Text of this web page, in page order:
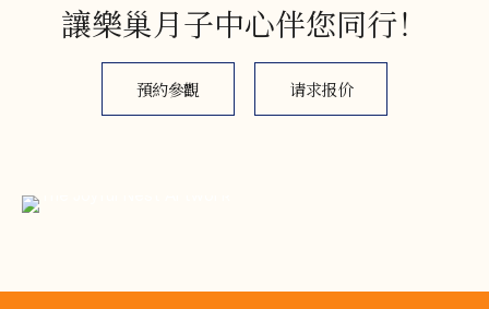
讓樂巢月子中心伴您同行！
預約參觀 请求报价